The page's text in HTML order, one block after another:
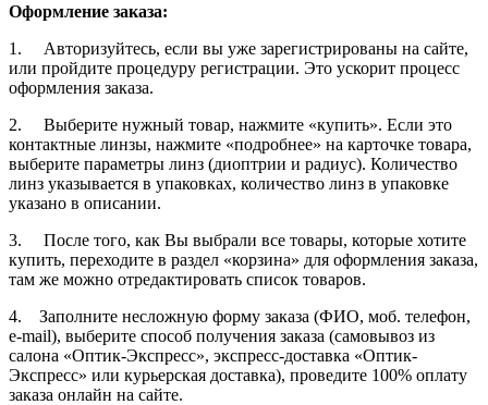
Оформление заказа:
1. Авторизуйтесь, если вы уже зарегистрированы на сайте,
или пройдите процедуру регистрации. Это ускорит процесс
оформления заказа.
2. Выберите нужный товар, нажмите «купить». Если это
контактные линзы, нажмите «подробнее» на карточке товара,
выберите параметры линз (диоптрии и радиус). Количество
линз указывается в упаковках, количество линз в упаковке
указано в описании.
3. После того, как Вы выбрали все товары, которые хотите
купить, переходите в раздел «корзина» для оформления заказа,
там же можно отредактировать список товаров.
4. Заполните несложную форму заказа (ФИО, моб. телефон,
e-mail), выберите способ получения заказа (самовывоз из
салона «Оптик-Экспресс», экспресс-доставка «Оптик-
Экспресс» или курьерская доставка), проведите 100% оплату
заказа онлайн на сайте.